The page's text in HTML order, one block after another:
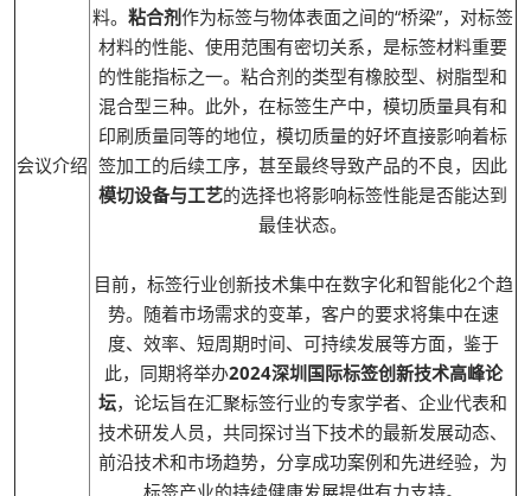
会议介绍
料。 粘合剂作为标签与物体表面之间的“桥梁”，对标签
材料的性能、使用范围有密切关系，是标签材料重要
的性能指标之一。粘合剂的类型有橡胶型、树脂型和
混合型三种。此外，在标签生产中，模切质量具有和
印刷质量同等的地位，模切质量的好坏直接影响着标
签加工的后续工序，甚至最终导致产品的不良，因此
模切设备与工艺的选择也将影响标签性能是否能达到
最佳状态。
目前，标签行业创新技术集中在数字化和智能化2个趋
势。随着市场需求的变革，客户的要求将集中在速
度、效率、短周期时间、可持续发展等方面，鉴于
此，同期将举办2024深圳国际标签创新技术高峰论
坛，论坛旨在汇聚标签行业的专家学者、企业代表和
技术研发人员，共同探讨当下技术的最新发展动态、
前沿技术和市场趋势，分享成功案例和先进经验，为
标签产业的持续健康发展提供有力支持。